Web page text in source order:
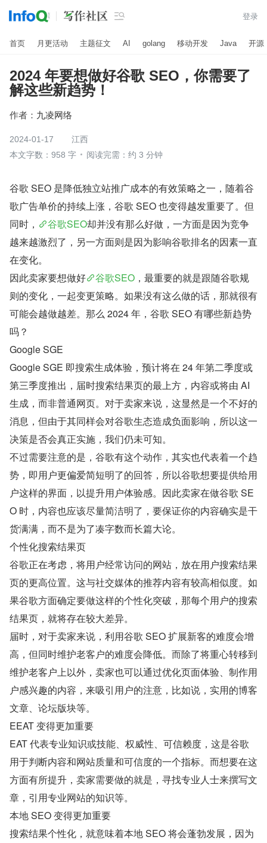
 登录
首页 月更活动 主题征文 AI golang 移动开发 Java 开源
2024 年要想做好谷歌 SEO，你需要了
解这些新趋势！
作者： 九凌网络
2024-01-17
江西
本文字数：958 字
阅读完需：约 3 分钟
谷歌 SEO 是降低独立站推广成本的有效策略之一，随着谷
歌广告单价的持续上涨，谷歌 SEO 也变得越发重要了。但
同时，
谷歌SEO却并没有那么好做，一方面是因为竞争
越来越激烈了，另一方面则是因为影响谷歌排名的因素一直
在变化。
因此卖家要想做好
谷歌SEO ，最重要的就是跟随谷歌规
则的变化，一起变更策略。如果没有这么做的话，那就很有
可能会越做越差。那么 2024 年，谷歌 SEO 有哪些新趋势
吗？
Google SGE
Google SGE 即搜索生成体验，预计将在 24 年第二季度或
第三季度推出，届时搜索结果页的最上方，内容或将由 AI
生成，而非普通网页。对于卖家来说，这显然是一个不好的
消息，但由于其同样会对谷歌生态造成负面影响，所以这一
决策是否会真正实施，我们仍未可知。
不过需要注意的是，谷歌有这个动作，其实也代表着一个趋
势，即用户更偏爱简短明了的回答，所以谷歌想要提供给用
户这样的界面，以提升用户体验感。因此卖家在做谷歌 SE
O 时，内容也应该尽量简洁明了，要保证你的内容确实是干
货满满，而不是为了凑字数而长篇大论。
个性化搜索结果页
谷歌正在考虑，将用户经常访问的网站，放在用户搜索结果
页的更高位置。这与社交媒体的推荐内容有较高相似度。如
果谷歌方面确定要做这样的个性化突破，那每个用户的搜索
结果页，就将存在较大差异。
届时，对于卖家来说，利用谷歌 SEO 扩展新客的难度会增
高，但同时维护老客户的难度会降低。而除了将重心转移到
维护老客户上以外，卖家也可以通过优化页面体验、制作用
户感兴趣的内容，来吸引用户的注意，比如说，实用的博客
文章、论坛版块等。
EEAT 变得更加重要
EAT 代表专业知识或技能、权威性、可信赖度，这是谷歌
用于判断内容和网站质量和可信度的一个指标。而想要在这
方面有所提升，卖家需要做的就是，寻找专业人士来撰写文
章，引用专业网站的知识等。
本地 SEO 变得更加重要
搜索结果个性化，就意味着本地 SEO 将会蓬勃发展，因为